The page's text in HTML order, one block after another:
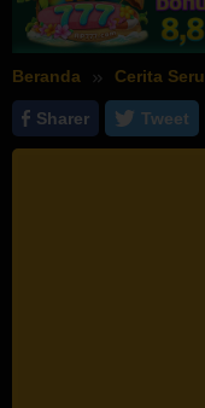
Beranda Cerita Seru
Sharer Tweet